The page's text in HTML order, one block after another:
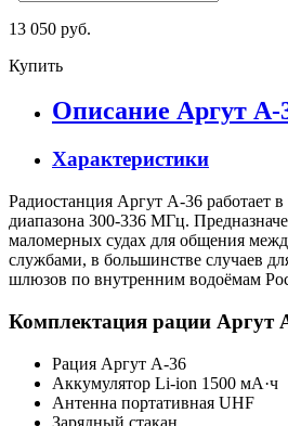
13 050 руб.
Купить
Описание Аргут А-
Характеристики
Радиостанция Аргут А-36 работает в
диапазона 300-336 МГц.
маломерных судах для общения
службами, в большинстве случаев
шлюзов по внутренним водоёмам
Комплектация рации Аргут
Рация Аргут А-36
Аккумулятор Li-ion 1500 мА·ч
Антенна портативная UHF
Зарядный стакан